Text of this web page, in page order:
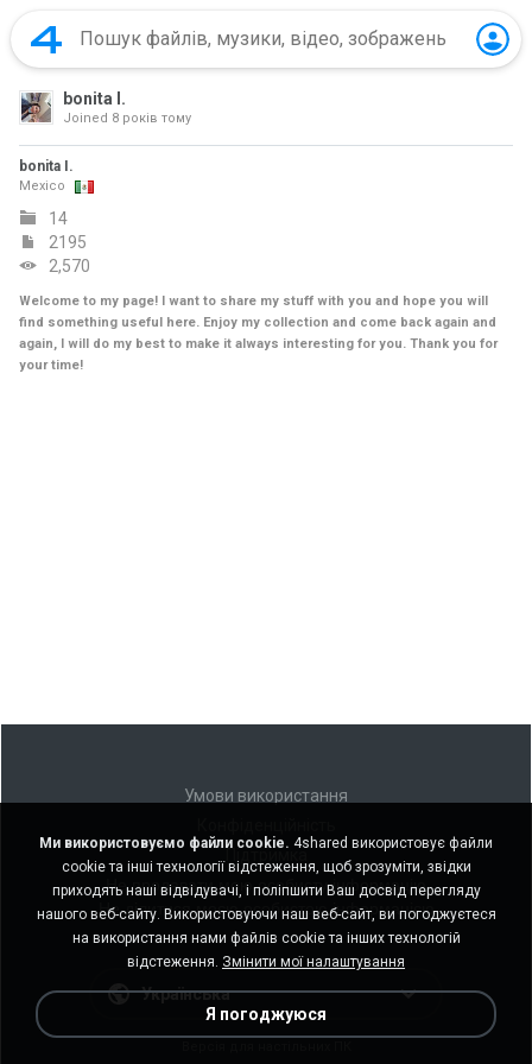
bonita I.
Joined 8 років тому
bonita I.
Mexico
14
2195
2,570
Welcome to my page! I want to share my stuff with you and hope you will
find something useful here. Enjoy my collection and come back again and
again, I will do my best to make it always interesting for you. Thank you for
your time!
Умови використання
Не продавати мою особисту інформацію
Не ділитися моєю особистою інформацією
Українська
Ми використовуємо файли cookie. 4shared використовує файли
cookie та інші технології відстеження, щоб зрозуміти, звідки
приходять наші відвідувачі, і поліпшити Ваш досвід перегляду
нашого веб-сайту. Використовуючи наш веб-сайт, ви погоджуєтеся
на використання нами файлів cookie та інших технологій
відстеження. Змінити мої налаштування
Я погоджуюся